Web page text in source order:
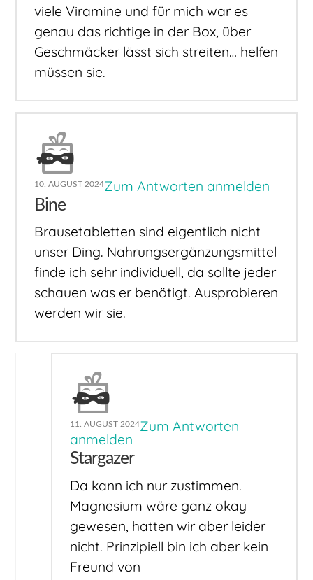
viele Viramine und für mich war es
genau das richtige in der Box, über
Geschmäcker lässt sich streiten… helfen
müssen sie.
10. AUGUST 2024Zum Antworten anmelden
Bine
Brausetabletten sind eigentlich nicht
unser Ding. Nahrungsergänzungsmittel
finde ich sehr individuell, da sollte jeder
schauen was er benötigt. Ausprobieren
werden wir sie.
11. AUGUST 2024Zum Antworten
anmelden
Stargazer
Da kann ich nur zustimmen.
Magnesium wäre ganz okay
gewesen, hatten wir aber leider
nicht. Prinzipiell bin ich aber kein
Freund von